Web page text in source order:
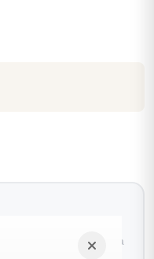
Entrega